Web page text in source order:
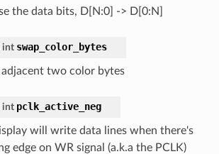
the data bits, D[N:0] -> D[0:N]
int swap_color_bytes
adjacent two color bytes
int pclk_active_neg
will write data lines when there's
edge on WR signal (a.k.a the PCLK)